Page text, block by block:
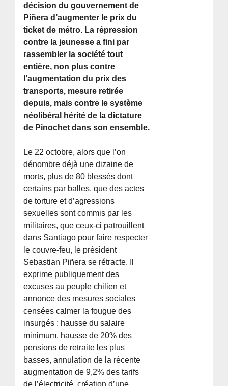
décision du gouvernement de
Piñera d’augmenter le prix du
ticket de métro. La répression
contre la jeunesse a fini par
rassembler la société tout
entière, non plus contre
l’augmentation du prix des
transports, mesure retirée
depuis, mais contre le système
néolibéral hérité de la dictature
de Pinochet dans son ensemble.
Le 22 octobre, alors que l’on
dénombre déjà une dizaine de
morts, plus de 80 blessés dont
certains par balles, que des actes
de torture et d’agressions
sexuelles sont commis par les
militaires, que ceux-ci patrouillent
dans Santiago pour faire respecter
le couvre-feu, le président
Sebastian Piñera se rétracte. Il
exprime publiquement des
excuses au peuple chilien et
annonce des mesures sociales
censées calmer la fougue des
insurgés : hausse du salaire
minimum, hausse de 20% des
pensions de retraite les plus
basses, annulation de la récente
augmentation de 9,2% des tarifs
de l’électricité, création d’une